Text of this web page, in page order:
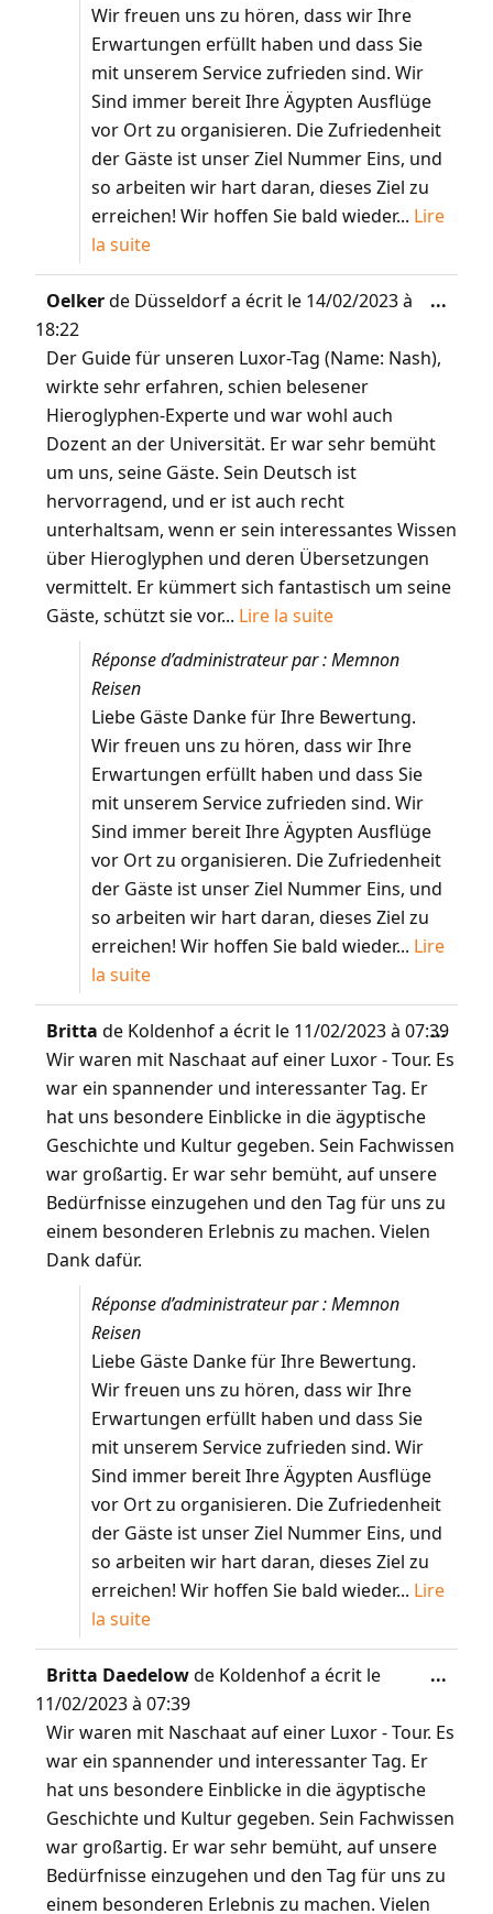
Wir freuen uns zu hören, dass wir Ihre
Erwartungen erfüllt haben und dass Sie
mit unserem Service zufrieden sind. Wir
Sind immer bereit Ihre Ägypten Ausflüge
vor Ort zu organisieren. Die Zufriedenheit
der Gäste ist unser Ziel Nummer Eins, und
so arbeiten wir hart daran, dieses Ziel zu
erreichen! Wir hoffen Sie bald wieder... Lire
la suite
Oelkerde Düsseldorf a écrit le 14/02/2023 à
18:22
Der Guide für unseren Luxor-Tag (Name: Nash),
wirkte sehr erfahren, schien belesener
Hieroglyphen-Experte und war wohl auch
Dozent an der Universität. Er war sehr bemüht
um uns, seine Gäste. Sein Deutsch ist
hervorragend, und er ist auch recht
unterhaltsam, wenn er sein interessantes Wissen
über Hieroglyphen und deren Übersetzungen
vermittelt. Er kümmert sich fantastisch um seine
Gäste, schützt sie vor... Lire la suite
Réponse d’administrateur par : Memnon
Reisen
Liebe Gäste Danke für Ihre Bewertung.
Wir freuen uns zu hören, dass wir Ihre
Erwartungen erfüllt haben und dass Sie
mit unserem Service zufrieden sind. Wir
Sind immer bereit Ihre Ägypten Ausflüge
vor Ort zu organisieren. Die Zufriedenheit
der Gäste ist unser Ziel Nummer Eins, und
so arbeiten wir hart daran, dieses Ziel zu
erreichen! Wir hoffen Sie bald wieder... Lire
la suite
...
Brittade Koldenhof a écrit le 11/02/2023 à 07:39
Wir waren mit Naschaat auf einer Luxor - Tour. Es
war ein spannender und interessanter Tag. Er
hat uns besondere Einblicke in die ägyptische
Geschichte und Kultur gegeben. Sein Fachwissen
war großartig. Er war sehr bemüht, auf unsere
Bedürfnisse einzugehen und den Tag für uns zu
einem besonderen Erlebnis zu machen. Vielen
Dank dafür.
Réponse d’administrateur par : Memnon
Reisen
Liebe Gäste Danke für Ihre Bewertung.
Wir freuen uns zu hören, dass wir Ihre
Erwartungen erfüllt haben und dass Sie
mit unserem Service zufrieden sind. Wir
Sind immer bereit Ihre Ägypten Ausflüge
vor Ort zu organisieren. Die Zufriedenheit
der Gäste ist unser Ziel Nummer Eins, und
so arbeiten wir hart daran, dieses Ziel zu
erreichen! Wir hoffen Sie bald wieder... Lire
la suite
...
Britta Daedelowde Koldenhof a écrit le
11/02/2023 à 07:39
Wir waren mit Naschaat auf einer Luxor - Tour. Es
war ein spannender und interessanter Tag. Er
hat uns besondere Einblicke in die ägyptische
Geschichte und Kultur gegeben. Sein Fachwissen
war großartig. Er war sehr bemüht, auf unsere
Bedürfnisse einzugehen und den Tag für uns zu
einem besonderen Erlebnis zu machen. Vielen
...